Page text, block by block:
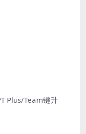
Plus/Team键升